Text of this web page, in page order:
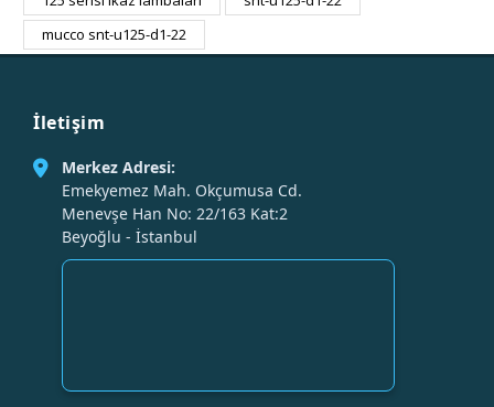
mucco snt-u125-d1-22
İletişim
Merkez Adresi:
Emekyemez Mah. Okçumusa Cd.
Menevşe Han No: 22/163 Kat:2
Beyoğlu - İstanbul